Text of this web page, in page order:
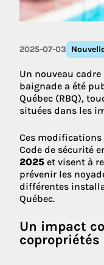
2025-07-03
Un nouveau
baignade a été
Québec (RBQ),
situées dans les
Ces modifications
Code de sécurité
2025 et visent à
prévenir les
différentes
Québec.
Un impact
copropriétés